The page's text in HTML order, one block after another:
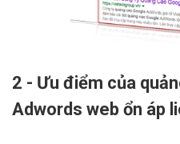
2 - Ưu điểm của
Adwords web ổn áp